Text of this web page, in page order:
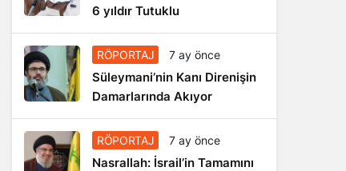
6 yıldır Tutuklu
RÖPORTAJ 7 ay önce
Süleymani’nin Kanı Direnişin
Damarlarında Akıyor
RÖPORTAJ 7 ay önce
Nasrallah: İsrail’in Tamamını